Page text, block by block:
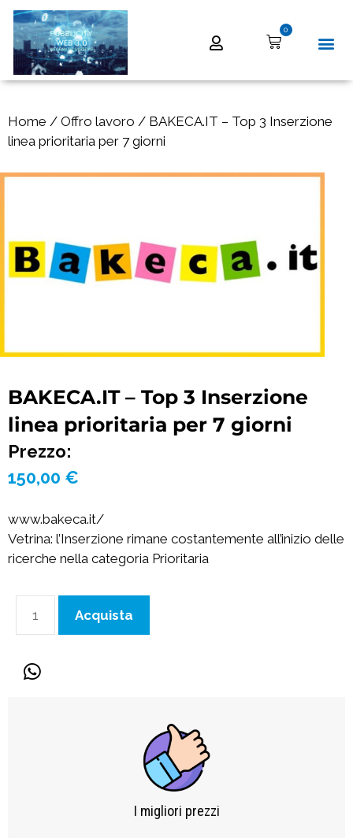
0
Home / Offro lavoro / BAKECA.IT – Top 3 Inserzione
linea prioritaria per 7 giorni
BAKECA.IT – Top 3 Inserzione
linea prioritaria per 7 giorni
Prezzo:
150,00 €
www.bakeca.it/
Vetrina: l’Inserzione rimane costantemente all’inizio delle
ricerche nella categoria Prioritaria
Acquista
I migliori prezzi​